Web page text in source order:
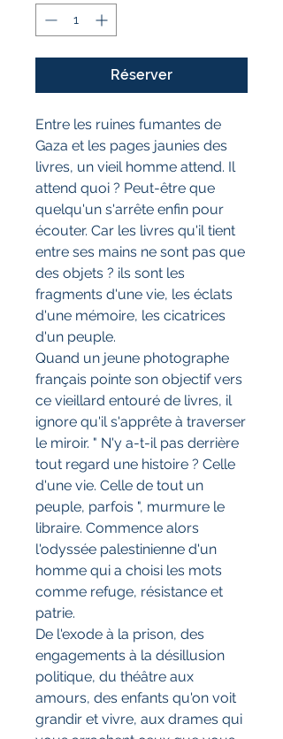
Réserver
Entre les ruines fumantes de
Gaza et les pages jaunies des
livres, un vieil homme attend. Il
attend quoi ? Peut-être que
quelqu'un s'arrête enfin pour
écouter. Car les livres qu'il tient
entre ses mains ne sont pas que
des objets ? ils sont les
fragments d'une vie, les éclats
d'une mémoire, les cicatrices
d'un peuple.
Quand un jeune photographe
français pointe son objectif vers
ce vieillard entouré de livres, il
ignore qu'il s'apprête à traverser
le miroir. " N'y a-t-il pas derrière
tout regard une histoire ? Celle
d'une vie. Celle de tout un
peuple, parfois ", murmure le
libraire. Commence alors
l'odyssée palestinienne d'un
homme qui a choisi les mots
comme refuge, résistance et
patrie.
De l'exode à la prison, des
engagements à la désillusion
politique, du théâtre aux
amours, des enfants qu'on voit
grandir et vivre, aux drames qui